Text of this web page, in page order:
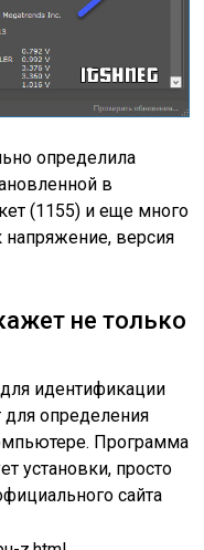
определила
в
(1155) и еще много
версия
не только
для идентификации
для определения
Программа
установки, просто
сайта